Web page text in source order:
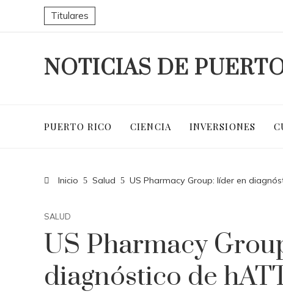
Titulares
NOTICIAS DE
PUERTO RICO CIENCIA INVERSIONES
Inicio Salud US Pharmacy Group: líder en
SALUD
US Pharmacy
diagnóstico de